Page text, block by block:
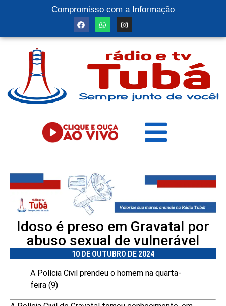
Compromisso com a Informação
Idoso é preso em Gravatal por
abuso sexual de vulnerável
10 DE OUTUBRO DE 2024
A Polícia Civil prendeu o homem na quarta-
feira (9)